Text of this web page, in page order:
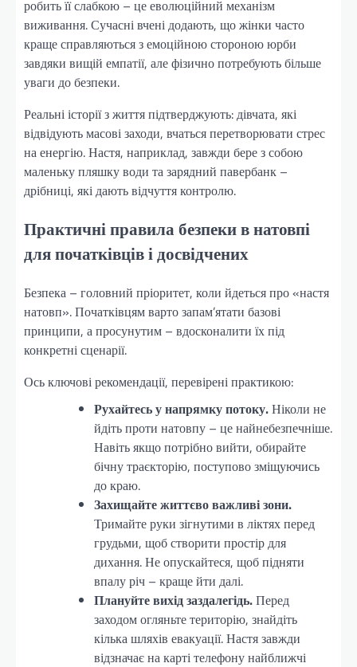
робить її слабкою – це еволюційний механізм
виживання. Сучасні вчені додають, що жінки часто
краще справляються з емоційною стороною юрби
завдяки вищій емпатії, але фізично потребують більше
уваги до безпеки.
Реальні історії з життя підтверджують: дівчата, які
відвідують масові заходи, вчаться перетворювати стрес
на енергію. Настя, наприклад, завжди бере з собою
маленьку пляшку води та зарядний павербанк –
дрібниці, які дають відчуття контролю.
Практичні правила безпеки в натовпі
для початківців і досвідчених
Безпека – головний пріоритет, коли йдеться про «настя
натовп». Початківцям варто запам’ятати базові
принципи, а просунутим – вдосконалити їх під
конкретні сценарії.
Ось ключові рекомендації, перевірені практикою:
Рухайтесь у напрямку потоку.Ніколи не
йдіть проти натовпу – це найнебезпечніше.
Навіть якщо потрібно вийти, обирайте
бічну траєкторію, поступово зміщуючись
до краю.
Захищайте життєво важливі зони.
Тримайте руки зігнутими в ліктях перед
грудьми, щоб створити простір для
дихання. Не опускайтеся, щоб підняти
впалу річ – краще йти далі.
Плануйте вихід заздалегідь.Перед
заходом огляньте територію, знайдіть
кілька шляхів евакуації. Настя завжди
відзначає на карті телефону найближчі